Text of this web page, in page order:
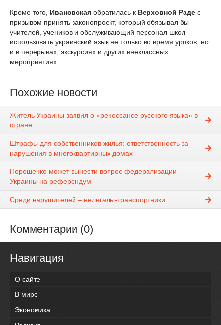
Кроме того, Ивановская обратилась к Верховной Раде с
призывом принять законопроект, который обязывал бы
учителей, учеников и обслуживающий персонал школ
использовать украинский язык не только во время уроков, но
и в перерывах, экскурсиях и других внеклассных
мероприятиях.
Похожие новости
Житель Украины заявил о «ренессансе русского языка» в
стране
Штрафы для собственников жилья: ответственность за
нарушения в многоквартирных домах
Порошенко может вынести вопрос федерализации
Украины на референдум
Среди нарушителей – нелегалы-транспортники
Комментарии (0)
Навигация
О сайте
В мире
Экономика